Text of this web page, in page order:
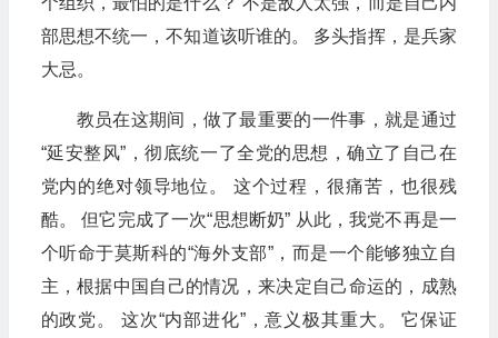
部思想不统一，不知道该听谁的。 多头指挥，是兵家
大忌。
教员在这期间，做了最重要的一件事，就是通过
“延安整风”，彻底统一了全党的思想，确立了自己在
党内的绝对领导地位。 这个过程，很痛苦，也很残
酷。 但它完成了一次“思想断奶” 从此，我党不再是一
个听命于莫斯科的“海外支部”，而是一个能够独立自
主，根据中国自己的情况，来决定自己命运的，成熟
的政党。 这次“内部进化”，意义极其重大。 它保证